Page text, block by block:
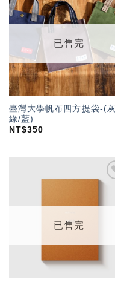
已售完
臺灣大學帆布四方提袋-(
綠/藍)
NT$350
望
已售完